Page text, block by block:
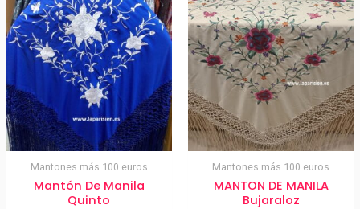
Mantones más 100 euros
Mantón De Manila
Quinto
Mantones más 100 euros
MANTON DE MANILA
Bujaraloz